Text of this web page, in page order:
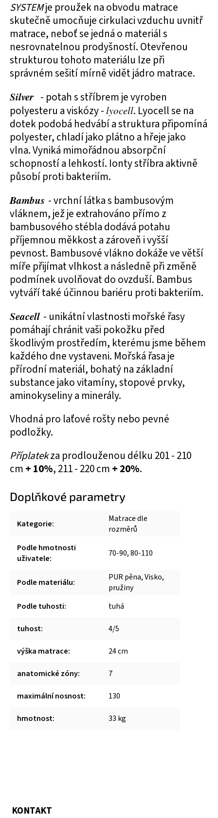
SYSTEMje proužek na obvodu matrace
skutečně umocňuje cirkulaci vzduchu uvnitř
matrace, neboť se jedná o materiál s
nesrovnatelnou prodyšností. Otevřenou
strukturou tohoto materiálu lze při
správném sešití mírně vidět jádro matrace.
Silver - potah s stříbrem je vyroben
polyesteru a viskózy - lyocell. Lyocell se na
dotek podobá hedvábí a struktura připomíná
polyester, chladí jako plátno a hřeje jako
vlna. Vyniká mimořádnou absorpční
schopností a lehkostí. Ionty stříbra aktivně
působí proti bakteriím.
Bambus - vrchní látka s bambusovým
vláknem, jež je extrahováno přímo z
bambusového stébla dodává potahu
příjemnou měkkost a zároveň i vyšší
pevnost. Bambusové vlákno dokáže ve větší
míře přijímat vlhkost a následně při změně
podmínek uvolňovat do ovzduší. Bambus
vytváří také účinnou bariéru proti bakteriím.
Seacell - unikátní vlastnosti mořské řasy
pomáhají chránit vaši pokožku před
škodlivým prostředím, kterému jsme během
každého dne vystaveni. Mořská řasa je
přírodní materiál, bohatý na základní
substance jako vitamíny, stopové prvky,
aminokyseliny a minerály.
Vhodná pro laťové rošty nebo pevné
podložky.
Příplatekza prodlouženou délku 201 - 210
cm + 10%, 211 - 220 cm + 20%.
Doplňkové parametry
Kategorie:
Matrace dle
rozměrů
Podle hmotnosti
uživatele: 70-90, 80-110
Podle materiálu:
PUR pěna, Visko,
pružiny
Podle tuhosti: tuhá
tuhost: 4/5
výška matrace: 24 cm
anatomické zóny: 7
maximální nosnost: 130
hmotnost: 33 kg
KONTAKT